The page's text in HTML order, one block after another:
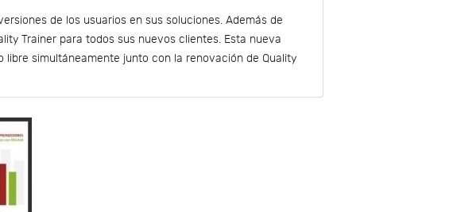
de los usuarios en sus soluciones. Además de
Trainer para todos sus nuevos clientes. Esta nueva
libre simultáneamente junto con la renovación de Quality